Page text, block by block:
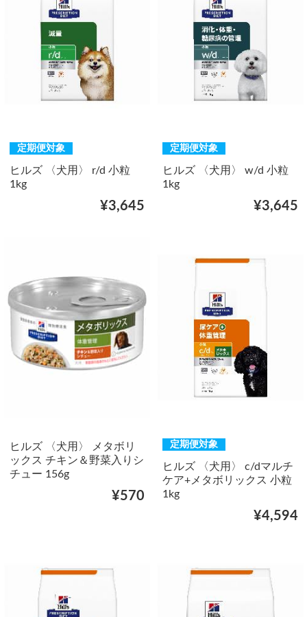
定期便対象
ヒルズ 〈犬用〉 r/d 小粒
1kg
¥3,645
定期便対象
ヒルズ 〈犬用〉 w/d 小粒
1kg
¥3,645
ヒルズ 〈犬用〉 メタボリ
ックス チキン＆野菜入りシ
チュー 156g
¥570
定期便対象
ヒルズ 〈犬用〉 c/dマルチ
ケア+メタボリックス 小粒
1kg
¥4,594